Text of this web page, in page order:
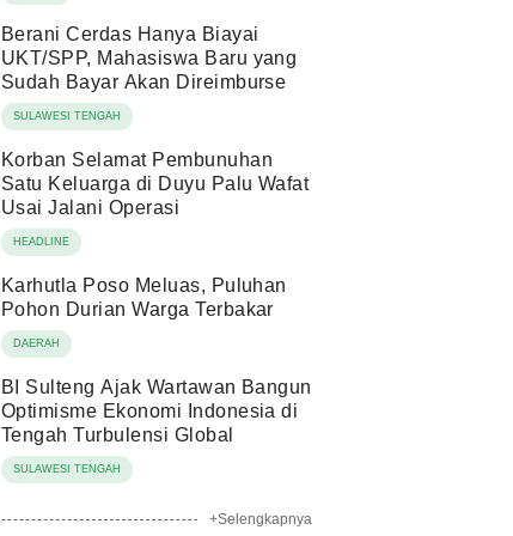
Berani Cerdas Hanya Biayai
UKT/SPP, Mahasiswa Baru yang
Sudah Bayar Akan Direimburse
SULAWESI TENGAH
Korban Selamat Pembunuhan
Satu Keluarga di Duyu Palu Wafat
Usai Jalani Operasi
HEADLINE
Karhutla Poso Meluas, Puluhan
Pohon Durian Warga Terbakar
DAERAH
BI Sulteng Ajak Wartawan Bangun
Optimisme Ekonomi Indonesia di
Tengah Turbulensi Global
SULAWESI TENGAH
+Selengkapnya